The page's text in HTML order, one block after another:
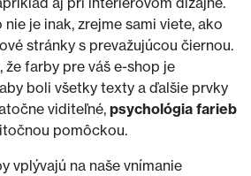
je inak, zrejme sami viete, ako
stránky s prevažujúcou čiernou.
farby pre váš e-shop je
boli všetky texty a ďalšie prvky
viditeľné, psychológia farieb
pomôckou.
vplývajú na naše vnímanie